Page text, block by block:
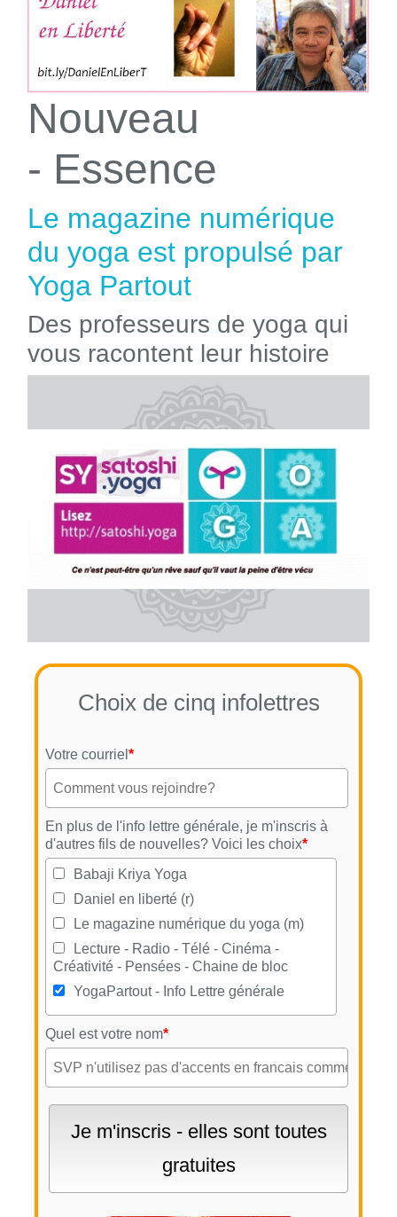
Nouveau
- Essence
Le magazine numérique
du yoga est propulsé par
Yoga Partout
Des professeurs de yoga qui
vous racontent leur histoire
Choix de cinq infolettres
Votre courriel *
En plus de l'info lettre générale, je m'inscris à
d'autres fils de nouvelles? Voici les choix*
Babaji Kriya Yoga
Daniel en liberté (r)
Le magazine numérique du yoga (m)
Lecture - Radio - Télé - Cinéma -
Créativité - Pensées - Chaine de bloc
YogaPartout - Info Lettre générale
Quel est votre nom*